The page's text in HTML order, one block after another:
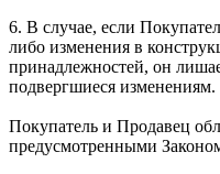
6. В случае, если
либо изменения в
принадлежностей, он
подвергшиеся изменениям.
Покупатель и Продавец
предусмотренными